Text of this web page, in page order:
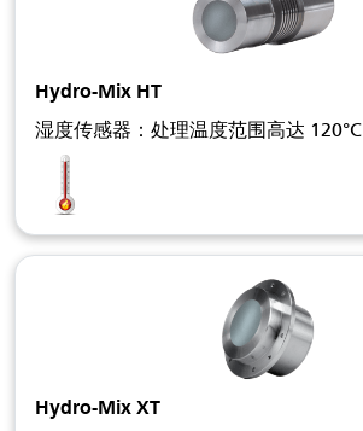
Hydro-Mix HT
湿度传感器：处理温度范围高达 120°C
Hydro-Mix XT